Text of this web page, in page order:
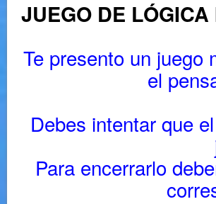
JUEGO DE
Te presento un juego
el
Debes intentar que
Para encerrarlo